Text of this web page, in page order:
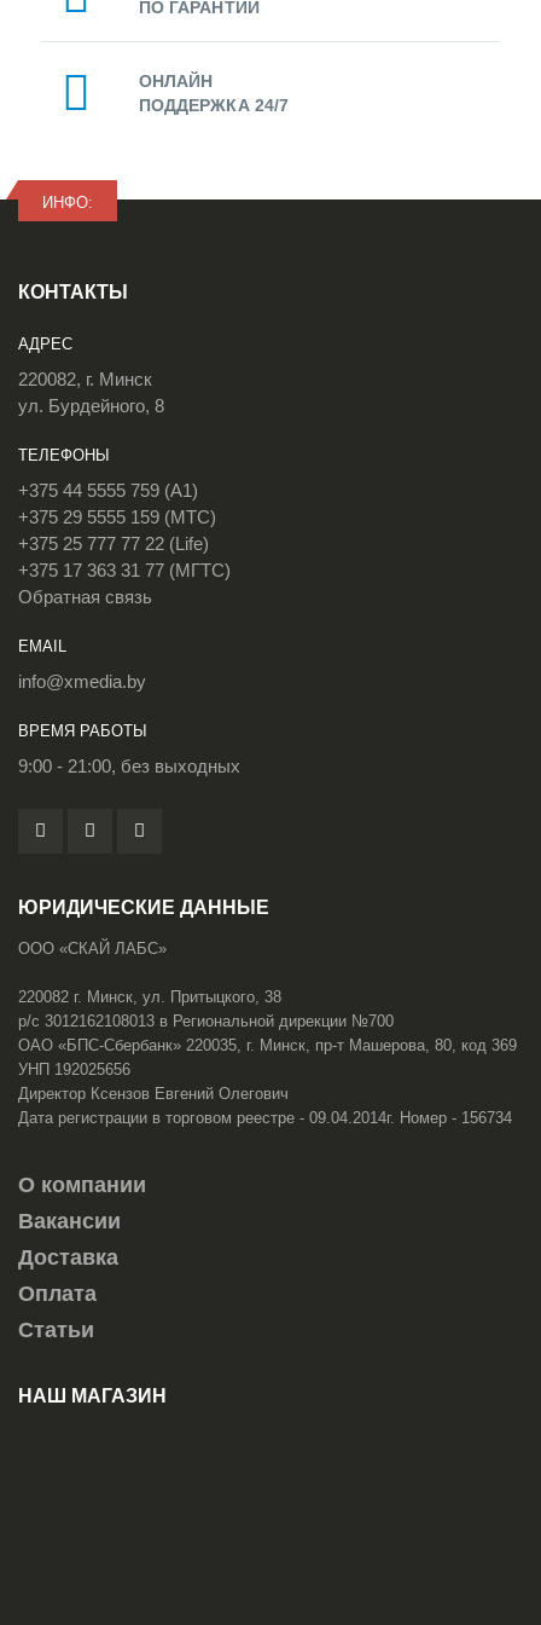
ПО ГАРАНТИИ
ОНЛАЙН
ПОДДЕРЖКА 24/7
ИНФО:
КОНТАКТЫ
АДРЕС
220082, г. Минск
ул. Бурдейного, 8
ТЕЛЕФОНЫ
+375 44 5555 759 (A1)
+375 29 5555 159 (МТС)
+375 25 777 77 22 (Life)
+375 17 363 31 77 (МГТС)
Обратная связь
EMAIL
info@xmedia.by
ВРЕМЯ РАБОТЫ
9:00 - 21:00, без выходных
ЮРИДИЧЕСКИЕ ДАННЫЕ
ООО «СКАЙ ЛАБС»
220082 г. Минск, ул. Притыцкого, 38
р/с 3012162108013 в Региональной дирекции №700
ОАО «БПС-Сбербанк» 220035, г. Минск, пр-т Машерова, 80, код 369
УНП 192025656
Директор Ксензов Евгений Олегович
Дата регистрации в торговом реестре - 09.04.2014г. Номер - 156734
О компании
Вакансии
Доставка
Оплата
Статьи
НАШ МАГАЗИН